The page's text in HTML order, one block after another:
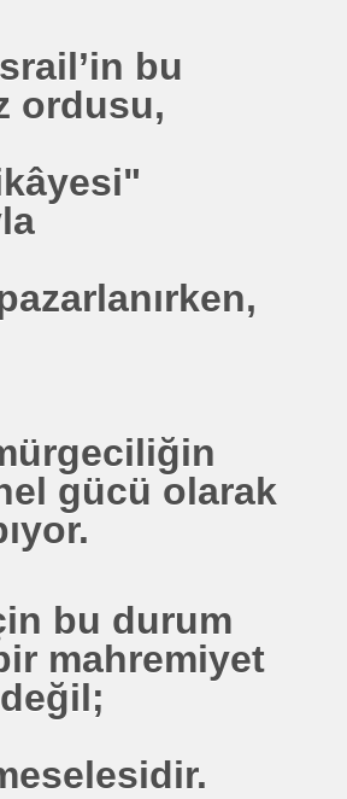
bu
ordusu,
gücü olarak
bu durum
mahremiyet
ABDULLAH ÇOBAN
UŞAK -NİVERSİTELERİ- SN
ENERJİ ŞİRKETİ ESS RYO
ARAÇ
VE ÜLKESİNE HİZMETE
!!!